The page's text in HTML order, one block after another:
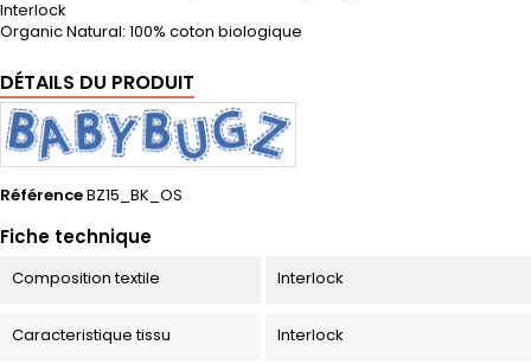
Interlock
Organic Natural: 100% coton biologique
DÉTAILS DU PRODUIT
RéférenceBZ15_BK_OS
Fiche technique
Composition textile Interlock
Caracteristique tissu Interlock